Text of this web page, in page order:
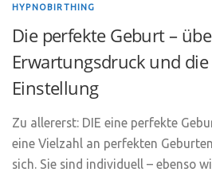
HYPNOBIRTHING
Die perfekte Geburt –
Erwartungsdruck und
Einstellung
Zu allererst: DIE eine perfekte
eine Vielzahl an perfekten
sich. Sie sind individuell – ebenso